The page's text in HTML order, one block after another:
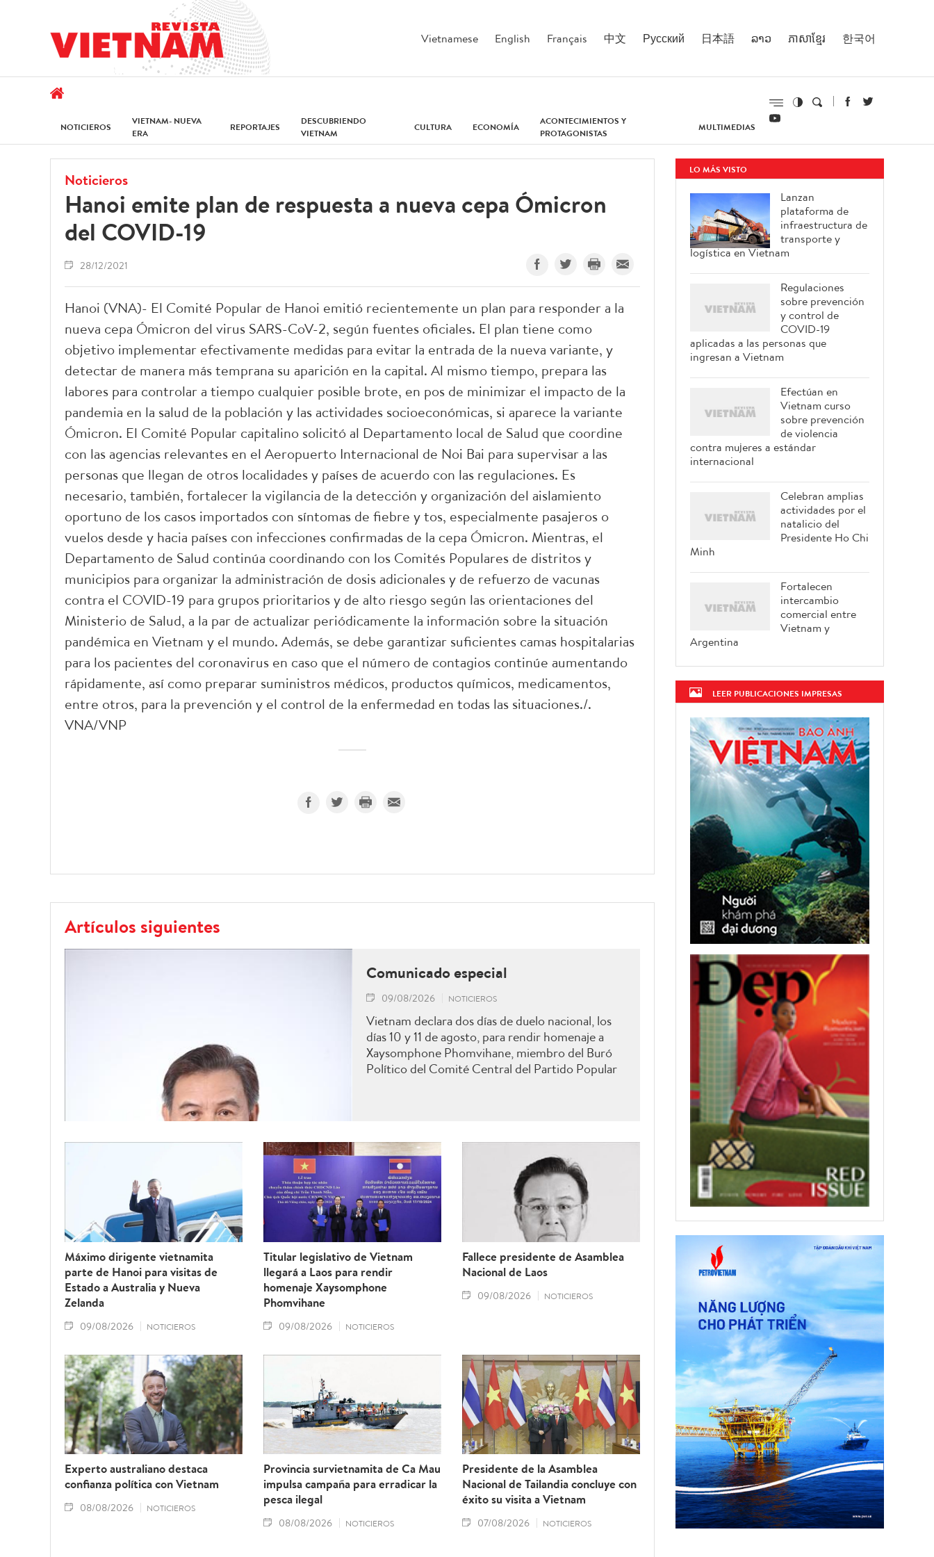
Vietnamese English Français 中文 Русский 日本語 ລາວ ភាសាខ្មែរ 한국어
NOTICIEROS
VIETNAM- NUEVA
ERA
REPORTAJES
DESCUBRIENDO
VIETNAM
CULTURA ECONOMÍA
ACONTECIMIENTOS Y
PROTAGONISTAS
MULTIMEDIAS
Noticieros
Hanoi emite plan de respuesta a nueva cepa Ómicron
del COVID-19
28/12/2021
Hanoi (VNA)- El Comité Popular de Hanoi emitió recientemente un plan para responder a la
nueva cepa Ómicron del virus SARS-CoV-2, según fuentes oficiales. El plan tiene como
objetivo implementar efectivamente medidas para evitar la entrada de la nueva variante, y
detectar de manera más temprana su aparición en la capital. Al mismo tiempo, prepara las
labores para controlar a tiempo cualquier posible brote, en pos de minimizar el impacto de la
pandemia en la salud de la población y las actividades socioeconómicas, si aparece la variante
Ómicron. El Comité Popular capitalino solicitó al Departamento local de Salud que coordine
con las agencias relevantes en el Aeropuerto Internacional de Noi Bai para supervisar a las
personas que llegan de otros localidades y países de acuerdo con las regulaciones. Es
necesario, también, fortalecer la vigilancia de la detección y organización del aislamiento
oportuno de los casos importados con síntomas de fiebre y tos, especialmente pasajeros o
vuelos desde y hacia países con infecciones confirmadas de la cepa Ómicron. Mientras, el
Departamento de Salud continúa coordinando con los Comités Populares de distritos y
municipios para organizar la administración de dosis adicionales y de refuerzo de vacunas
contra el COVID-19 para grupos prioritarios y de alto riesgo según las orientaciones del
Ministerio de Salud, a la par de actualizar periódicamente la información sobre la situación
pandémica en Vietnam y el mundo. Además, se debe garantizar suficientes camas hospitalarias
para los pacientes del coronavirus en caso que el número de contagios continúe aumentando
rápidamente, así como preparar suministros médicos, productos químicos, medicamentos,
entre otros, para la prevención y el control de la enfermedad en todas las situaciones./.
VNA/VNP
Artículos siguientes
Comunicado especial
09/08/2026 NOTICIEROS
Vietnam declara dos días de duelo nacional, los
días 10 y 11 de agosto, para rendir homenaje a
Xaysomphone Phomvihane, miembro del Buró
Político del Comité Central del Partido Popular
Máximo dirigente vietnamita
parte de Hanoi para visitas de
Estado a Australia y Nueva
Zelanda
09/08/2026 NOTICIEROS
Titular legislativo de Vietnam
llegará a Laos para rendir
homenaje Xaysomphone
Phomvihane
09/08/2026 NOTICIEROS
Fallece presidente de Asamblea
Nacional de Laos
09/08/2026 NOTICIEROS
Experto australiano destaca
confianza política con Vietnam
08/08/2026 NOTICIEROS
Provincia survietnamita de Ca Mau
impulsa campaña para erradicar la
pesca ilegal
08/08/2026 NOTICIEROS
Presidente de la Asamblea
Nacional de Tailandia concluye con
éxito su visita a Vietnam
07/08/2026 NOTICIEROS
LO MÁS VISTO
Lanzan
plataforma de
infraestructura de
transporte y
logística en Vietnam
Regulaciones
sobre prevención
y control de
COVID-19
aplicadas a las personas que
ingresan a Vietnam
Efectúan en
Vietnam curso
sobre prevención
de violencia
contra mujeres a estándar
internacional
Celebran amplias
actividades por el
natalicio del
Presidente Ho Chi
Minh
Fortalecen
intercambio
comercial entre
Vietnam y
Argentina
LEER PUBLICACIONES IMPRESAS